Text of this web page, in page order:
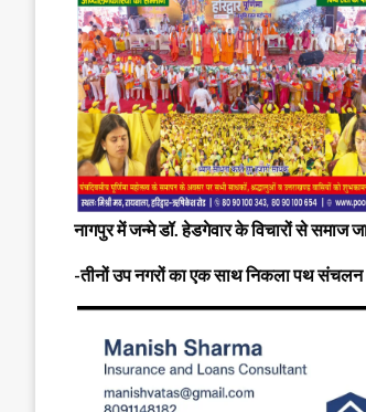
नागपुर में जन्मे डॉ. हेडगेवार के विचारों से समाज
-तीनों उप नगरों का एक साथ निकला पथ संचलन